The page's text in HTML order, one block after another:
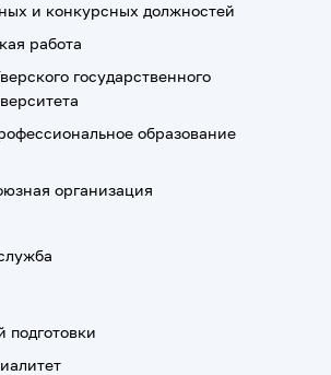
и конкурсных должностей
работа
государственного
образование
организация
подготовки